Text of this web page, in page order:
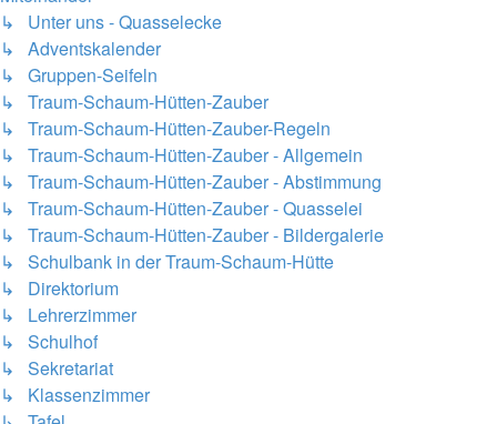
↳ Unter uns - Quasselecke
↳ Adventskalender
↳ Gruppen-Seifeln
↳ Traum-Schaum-Hütten-Zauber
↳ Traum-Schaum-Hütten-Zauber-Regeln
↳ Traum-Schaum-Hütten-Zauber - Allgemein
↳ Traum-Schaum-Hütten-Zauber - Abstimmung
↳ Traum-Schaum-Hütten-Zauber - Quasselei
↳ Traum-Schaum-Hütten-Zauber - Bildergalerie
↳ Schulbank in der Traum-Schaum-Hütte
↳ Direktorium
↳ Lehrerzimmer
↳ Schulhof
↳ Sekretariat
↳ Klassenzimmer